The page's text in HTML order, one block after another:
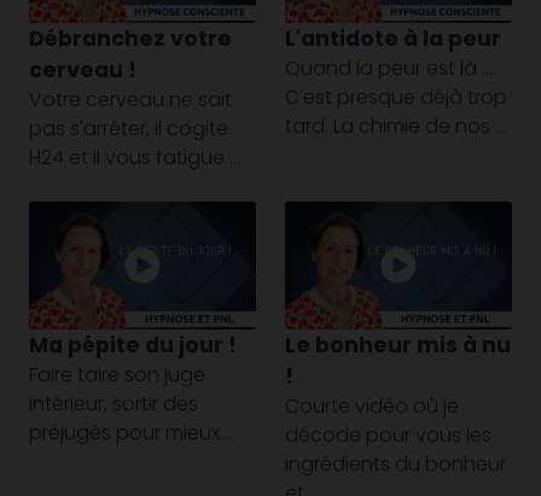
Débranchez votre
cerveau !
Votre cerveau ne sait
pas s'arrêter, il cogite
H24 et il vous fatigue ...
L'antidote à la peur
Quand la peur est là ….
C’est presque déjà trop
tard. La chimie de nos ...
Ma pépite du jour !
Faire taire son juge
intérieur, sortir des
préjugés pour mieux ...
Le bonheur mis à nu
!
Courte vidéo où je
décode pour vous les
ingrédients du bonheur